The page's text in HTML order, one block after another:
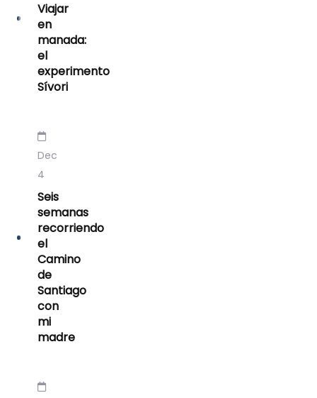
Viajar
en
manada:
el
experimento
Sívori
Dec
4
Seis
semanas
recorriendo
el
Camino
de
Santiago
con
mi
madre